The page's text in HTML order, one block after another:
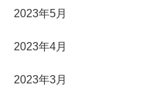
2023年5月
2023年4月
2023年3月